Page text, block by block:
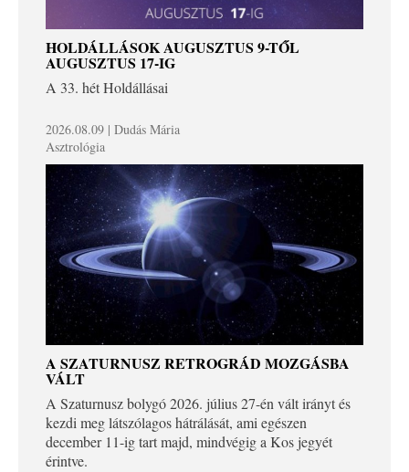
HOLDÁLLÁSOK AUGUSZTUS 9-TŐL
AUGUSZTUS 17-IG
A 33. hét Holdállásai
2026.08.09 | Dudás Mária
Asztrológia
A SZATURNUSZ RETROGRÁD MOZGÁSBA
VÁLT
A Szaturnusz bolygó 2026. július 27-én vált irányt és
kezdi meg látszólagos hátrálását, ami egészen
december 11-ig tart majd, mindvégig a Kos jegyét
érintve.